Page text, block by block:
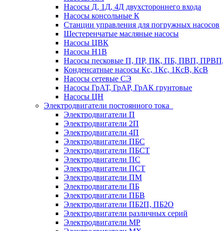
Насосы Д, 1Д, 4Д двухстороннего входа
Насосы консольные К
Станции управления для погружных насосов
Шестеренчатые масляные насосы
Насосы ЦВК
Насосы Н1В
Насосы песковые П, ПР, ПК, ПБ, ПВП,
Конденсатные насосы Кс, 1Кс, 1КсВ, КсВ
Насосы сетевые СЭ
Насосы ГрАТ, ГрАР, ГрАК грунтовые
Насосы ЦН
Электродвигатели постоянного тока
Электродвигатели П
Электродвигатели 2П
Электродвигатели 4П
Электродвигатели ПБС
Электродвигатели ПБСТ
Электродвигатели ПС
Электродвигатели ПСТ
Электродвигатели ПМ
Электродвигатели ПБ
Электродвигатели ПБВ
Электродвигатели ПБ2П, ПБ2О
Электродвигатели различных серий
Электродвигатели МР